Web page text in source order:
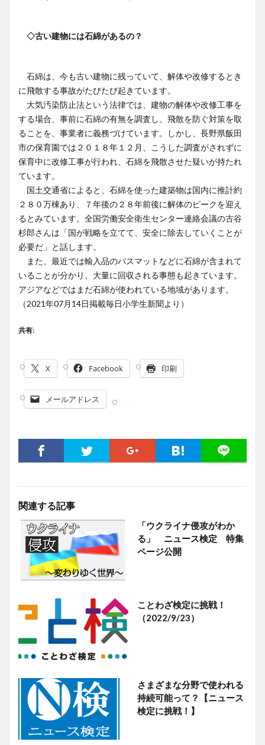
◇古い建物には石綿があるの？
石綿は、今も古い建物に残っていて、解体や改修するとき
に飛散する事故がたびたび起きています。
大気汚染防止法という法律では、建物の解体や改修工事を
する場合、事前に石綿の有無を調査し、飛散を防ぐ対策を取
ることを、事業者に義務づけています。しかし、長野県飯田
市の保育園では２０１８年１２月、こうした調査がされずに
保育中に改修工事が行われ、石綿を飛散させた疑いが持たれ
ています。
国土交通省によると、石綿を使った建築物は国内に推計約
２８０万棟あり、７年後の２８年前後に解体のピークを迎え
るとみています。全国労働安全衛生センター連絡会議の古谷
杉郎さんは「国が戦略を立てて、安全に除去していくことが
必要だ」と話します。
また、最近では輸入品のバスマットなどに石綿が含まれて
いることが分かり、大量に回収される事態も起きています。
アジアなどではまだ石綿が使われている地域があります。
（2021年07月14日掲載毎日小学生新聞より）
共有:
X Facebook 印刷
メールアドレス
関連する記事
「ウクライナ侵攻がわか
る」 ニュース検定 特集
ページ公開
ことわざ検定に挑戦！
（2022/9/23）
さまざまな分野で使われる
持続可能って？【ニュース
検定に挑戦！】